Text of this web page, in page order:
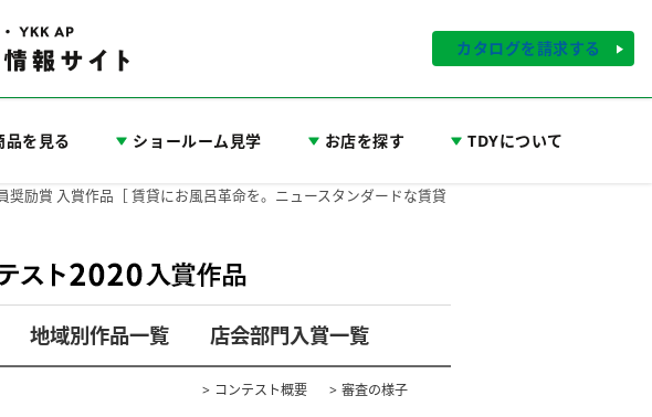
カタログを請求する
品を見る ショールーム見学 お店を探す TDYについて
奨励賞 入賞作品［ 賃貸にお風呂革命を。ニュースタンダードな賃貸
地域別作品一覧 店会部門入賞一覧
コンテスト概要 審査の様子